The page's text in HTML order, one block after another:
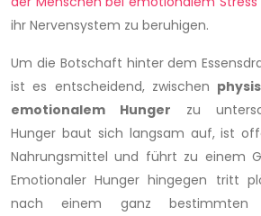
ihr Nervensystem zu beruhigen.
Um die Botschaft hinter dem
ist es entscheidend, zwischen
emotionalem Hunger zu
Hunger baut sich langsam auf, ist
Nahrungsmittel und führt zu einem
Emotionaler Hunger hingegen tritt
nach einem ganz bestimmten